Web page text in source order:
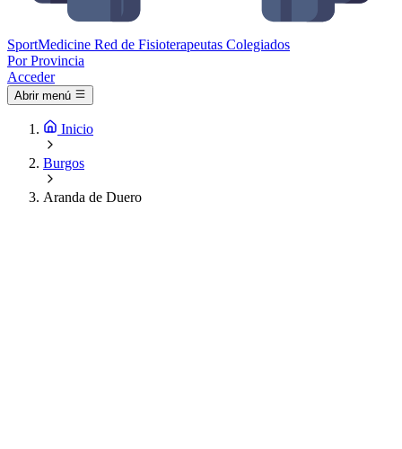
SportMedicine Red de Fisioterapeutas Colegiados
Por Provincia
Acceder
Abrir menú
Inicio
Burgos
Aranda de Duero